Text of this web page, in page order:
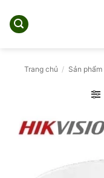
qua
Trang chủ / Sản phẩm